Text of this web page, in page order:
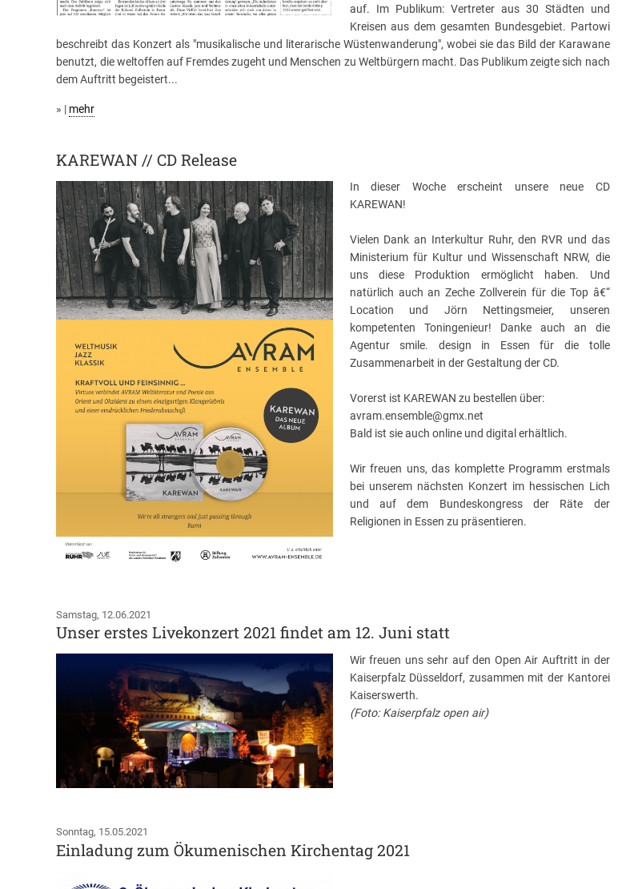
auf. Im Publikum: Vertreter aus 30 Städten und
Kreisen aus dem gesamten Bundesgebiet. Partowi
beschreibt das Konzert als "musikalische und literarische Wüstenwanderung", wobei sie das Bild der Karawane
benutzt, die weltoffen auf Fremdes zugeht und Menschen zu Weltbürgern macht. Das Publikum zeigte sich nach
dem Auftritt begeistert...
» | mehr
KAREWAN // CD Release
In dieser Woche erscheint unsere neue CD
KAREWAN!
Vielen Dank an Interkultur Ruhr, den RVR und das
Ministerium für Kultur und Wissenschaft NRW, die
uns diese Produktion ermöglicht haben. Und
natürlich auch an Zeche Zollverein für die Top â€“
Location und Jörn Nettingsmeier, unseren
kompetenten Toningenieur! Danke auch an die
Agentur smile. design in Essen für die tolle
Zusammenarbeit in der Gestaltung der CD.
Vorerst ist KAREWAN zu bestellen über:
avram.ensemble@gmx.net
Bald ist sie auch online und digital erhältlich.
Wir freuen uns, das komplette Programm erstmals
bei unserem nächsten Konzert im hessischen Lich
und auf dem Bundeskongress der Räte der
Religionen in Essen zu präsentieren.
Samstag, 12.06.2021
Unser erstes Livekonzert 2021 findet am 12. Juni statt
Wir freuen uns sehr auf den Open Air Auftritt in der
Kaiserpfalz Düsseldorf, zusammen mit der Kantorei
Kaiserswerth.
(Foto: Kaiserpfalz open air)
Sonntag, 15.05.2021
Einladung zum Ökumenischen Kirchentag 2021